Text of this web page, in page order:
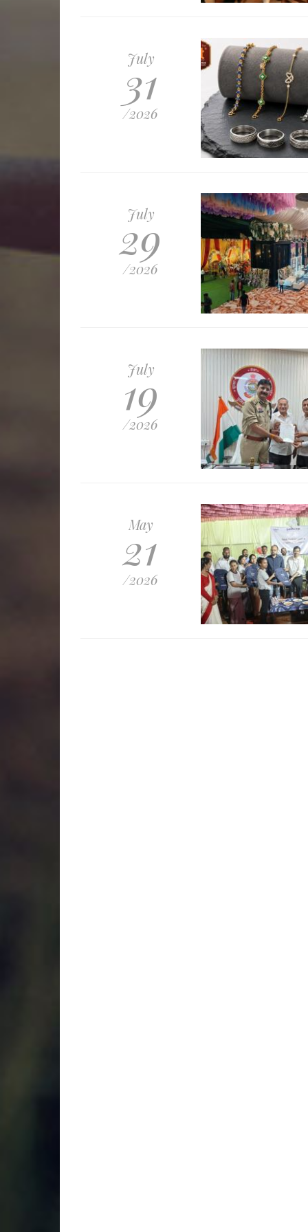
July
31
/2026
July
29
/2026
July
19
/2026
May
21
/2026